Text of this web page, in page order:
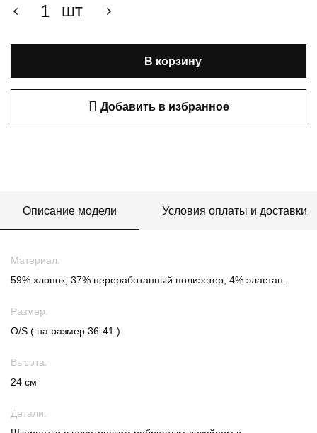
шт
В корзину
Добавить в избранное
Описание модели Условия оплаты и доставки
Материал:
59% хлопок, 37% переработанный полиэстер, 4% эластан.
Размер:
O/S ( на размер 36-41 )
Высота:
24 см
Детали: